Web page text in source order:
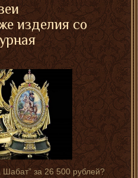
изделия со
за 26 500 рублей?